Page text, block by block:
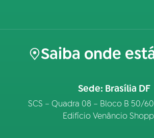
Saiba onde
Sede: Brasília DF
SCS – Quadra 08 – Bloco B 50/
Edifício Venâncio